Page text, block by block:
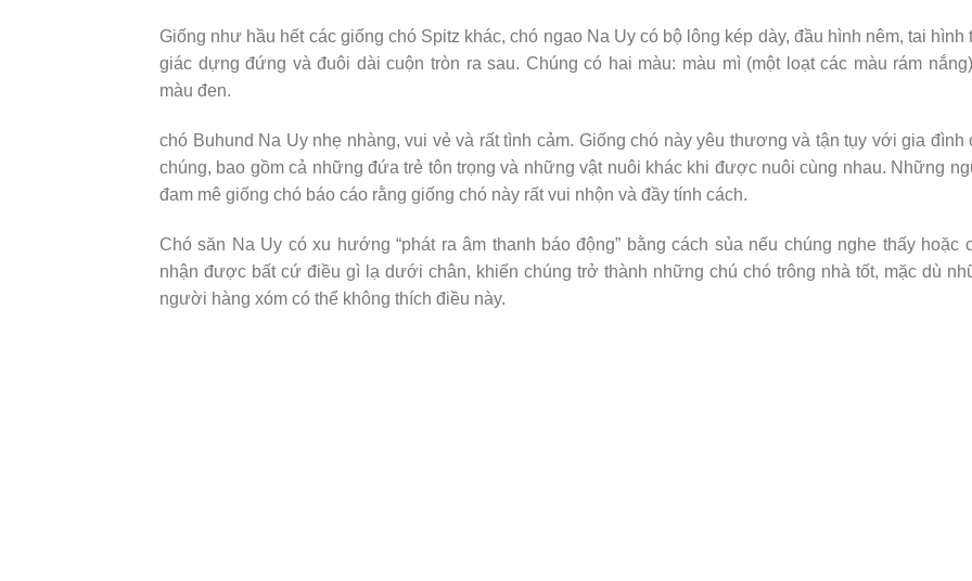
Giống như hầu hết các giống chó Spitz khác, chó ngao Na Uy có bộ lông kép dày, đầu hình nêm, tai hình
giác dựng đứng và đuôi dài cuộn tròn ra sau. Chúng có hai màu: màu mì (một loạt các màu rám
màu đen.
chó Buhund Na Uy nhẹ nhàng, vui vẻ và rất tình cảm. Giống chó này yêu thương và tận tụy với gia đình
chúng, bao gồm cả những đứa trẻ tôn trọng và những vật nuôi khác khi được nuôi cùng nhau. Những
đam mê giống chó báo cáo rằng giống chó này rất vui nhộn và đầy tính cách.
Chó săn Na Uy có xu hướng “phát ra âm thanh báo động” bằng cách sủa nếu chúng nghe thấy hoặc
nhận được bất cứ điều gì lạ dưới chân, khiến chúng trở thành những chú chó trông nhà tốt, mặc dù
người hàng xóm có thể không thích điều này.